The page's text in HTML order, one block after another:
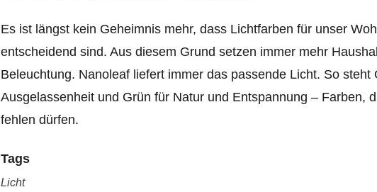
Es ist längst kein Geheimnis mehr, dass Lichtfarben für unser
entscheidend sind. Aus diesem Grund setzen immer mehr
Beleuchtung. Nanoleaf liefert immer das passende Licht. So steht
Ausgelassenheit und Grün für Natur und Entspannung – Farben,
fehlen dürfen.
Tags
Licht